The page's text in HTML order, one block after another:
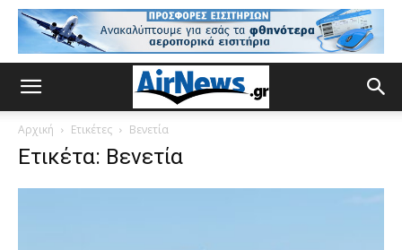
Αρχική Ετικέτες Βενετία
Ετικέτα: Βενετία